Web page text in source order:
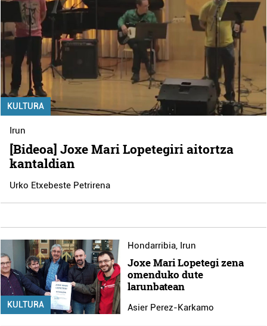
KULTURA
Irun
[Bideoa] Joxe Mari Lopetegiri aitortza
kantaldian
Urko Etxebeste Petrirena
KULTURA
Hondarribia, Irun
Joxe Mari Lopetegi zena
omenduko dute
larunbatean
Asier Perez-Karkamo